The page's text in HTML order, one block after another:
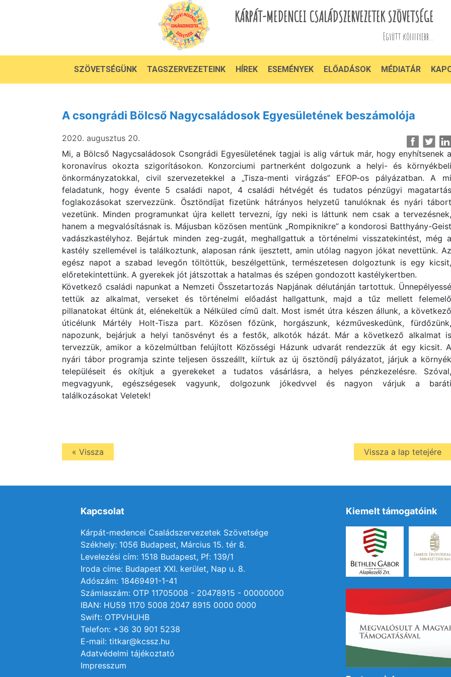
KÁRPÁT-MEDENCEI CSALÁDSZERVEZETEK SZÖVETSÉGE
Együtt könnyebb...
SZÖVETSÉGÜNK TAGSZERVEZETEINK HÍREK ESEMÉNYEK ELŐADÁSOK MÉDIATÁR
A csongrádi Bölcső Nagycsaládosok Egyesületének beszámolója
2020. augusztus 20.
Mi, a Bölcső Nagycsaládosok Csongrádi Egyesületének tagjai is alig vártuk már, hogy enyhítsenek a
koronavírus okozta szigorításokon. Konzorciumi partnerként dolgozunk a helyi- és környékbeli
önkormányzatokkal, civil szervezetekkel a „Tisza-menti virágzás” EFOP-os pályázatban. A mi
feladatunk, hogy évente 5 családi napot, 4 családi hétvégét és tudatos pénzügyi magatartás
foglakozásokat szervezzünk. Ösztöndíjat fizetünk hátrányos helyzetű tanulóknak és nyári tábort
vezetünk. Minden programunkat újra kellett tervezni, így neki is láttunk nem csak a tervezésnek,
hanem a megvalósításnak is. Májusban közösen mentünk „Rompiknikre” a kondorosi Batthyány-Geist
vadászkastélyhoz. Bejártuk minden zeg-zugát, meghallgattuk a történelmi visszatekintést, még a
kastély szellemével is találkoztunk, alaposan ránk ijesztett, amin utólag nagyon jókat nevettünk. Az
egész napot a szabad levegőn töltöttük, beszélgettünk, természetesen dolgoztunk is egy kicsit,
előretekintettünk. A gyerekek jót játszottak a hatalmas és szépen gondozott kastélykertben.
Következő családi napunkat a Nemzeti Összetartozás Napjának délutánján tartottuk. Ünnepélyessé
tettük az alkalmat, verseket és történelmi előadást hallgattunk, majd a tűz mellett felemelő
pillanatokat éltünk át, elénekeltük a Nélküled című dalt. Most ismét útra készen állunk, a következő
úticélunk Mártély Holt-Tisza part. Közösen főzünk, horgászunk, kézműveskedünk, fürdőzünk,
napozunk, bejárjuk a helyi tanösvényt és a festők, alkotók házát. Már a következő alkalmat is
tervezzük, amikor a közelmúltban felújított Közösségi Házunk udvarát rendezzük át egy kicsit. A
nyári tábor programja szinte teljesen összeállt, kiírtuk az új ösztöndíj pályázatot, járjuk a környék
településeit és okítjuk a gyerekeket a tudatos vásárlásra, a helyes pénzkezelésre. Szóval,
megvagyunk, egészségesek vagyunk, dolgozunk jókedvvel és nagyon várjuk a baráti
találkozásokat Veletek!
« Vissza Vissza a lap tetejére
Kapcsolat
Kárpát-medencei Családszervezetek Szövetsége
Székhely: 1056 Budapest, Március 15. tér 8.
Levelezési cím: 1518 Budapest, Pf: 139/1
Iroda címe: Budapest XXI. kerület, Nap u. 8.
Adószám: 18469491-1-41
Számlaszám: OTP 11705008 - 20478915 - 00000000
IBAN: HU59 1170 5008 2047 8915 0000 0000
Swift: OTPVHUHB
Telefon: +36 30 901 5238
E-mail: titkar@kcssz.hu
Adatvédelmi tájékoztató
Impresszum
Kiemelt támogatóink